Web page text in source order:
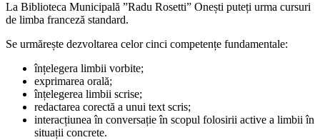
La Biblioteca Municipală ”Radu Rosetti” Onești puteți urma cursuri
de limba franceză standard.
Se urmărește dezvoltarea celor cinci competențe fundamentale:
înțelegera limbii vorbite;
exprimarea orală;
înțelegerea limbii scrise;
redactarea corectă a unui text scris;
interacțiunea în conversație în scopul folosirii active a limbii în
situații concrete.